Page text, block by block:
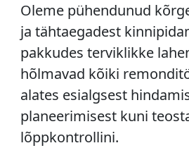
Oleme pühendunud
ja tähtaegadest
pakkudes terviklikke
hõlmavad kõiki
alates esialgsest
planeerimisest kuni
lõppkontrollini.